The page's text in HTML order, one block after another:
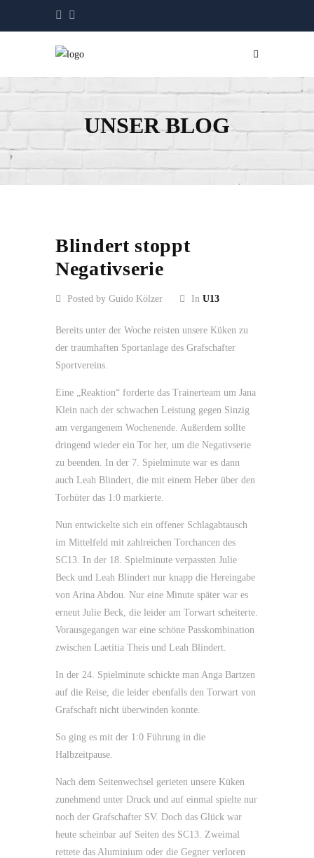
UNSER BLOG
Blindert stoppt
Negativserie
Posted by Guido Kölzer In U13
Bereits unter der Woche reisten unsere Küken zu
der traumhaften Sportanlage des Grafschafter
Sportvereins.
Eine „Reaktion“ forderte das Trainerteam um Jana
Klein nach der schwachen Leistung gegen Sinzig
am vergangenem Wochenende. Außerdem sollte
dringend wieder ein Tor her, um die Negativserie
zu beenden. In der 7. Spielminute war es dann
auch Leah Blindert, die mit einem Heber über den
Torhüter das 1:0 markierte.
Nun entwickelte sich ein offener Schlagabtausch
im Mittelfeld mit zahlreichen Torchancen des
SC13. In der 18. Spielminute verpassten Julie
Beck und Leah Blindert nur knapp die Hereingabe
von Arina Abdou. Nur eine Minute später war es
erneut Julie Beck, die leider am Torwart scheiterte.
Vorausgegangen war eine schöne Passkombination
zwischen Laetitia Theis und Leah Blindert.
In der 24. Spielminute schickte man Anga Bartzen
auf die Reise, die leider ebenfalls den Torwart von
Grafschaft nicht überwinden konnte.
So ging es mit der 1:0 Führung in die
Halbzeitpause.
Nach dem Seitenwechsel gerieten unsere Küken
zunehmend unter Druck und auf einmal spielte nur
noch der Grafschafter SV. Doch das Glück war
heute scheinbar auf Seiten des SC13. Zweimal
rettete das Aluminium oder die Gegner verloren